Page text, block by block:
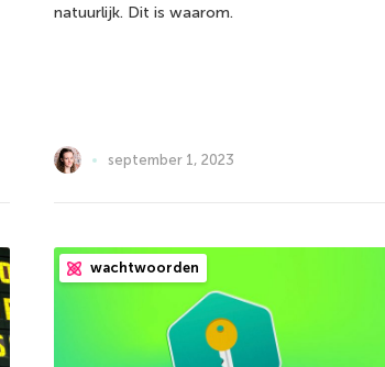
natuurlijk. Dit is waarom.
september 1, 2023
wachtwoorden